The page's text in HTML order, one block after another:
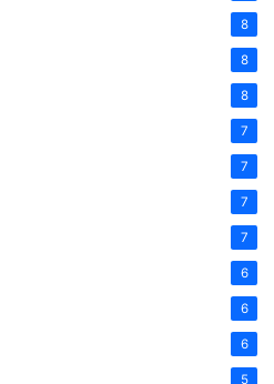
8
8
8
7
7
7
7
6
6
6
5